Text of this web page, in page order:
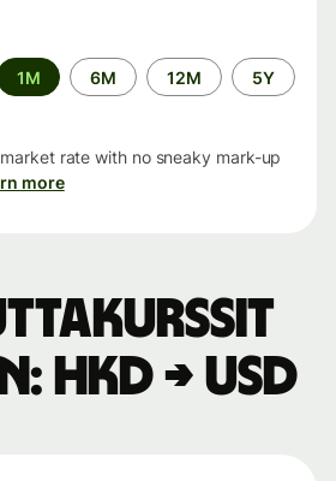
1M 6M 12M 5Y
rate with no sneaky mark-up
more
HKD → USD